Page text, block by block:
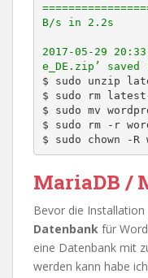
B/s in 2.2s
2017-05-29
e_DE.zip’ saved
$ sudo unzip
$ sudo rm
$ sudo mv
$ sudo rm -r
$ sudo chown -R
MariaDB /
Bevor die
Datenbank für
eine Datenbank mit
werden kann habe